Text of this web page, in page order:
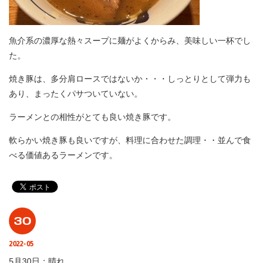
魚介系の濃厚な熱々スープに麺がよくからみ、美味しい一杯でし
た。
焼き豚は、多分肩ロースではないか・・・しっとりとして弾力も
あり、まったくパサついていない。
ラーメンとの相性がとても良い焼き豚です。
軟らかい焼き豚も良いですが、料理に合わせた調理・・並んで食
べる価値あるラーメンです。
30
2022-05